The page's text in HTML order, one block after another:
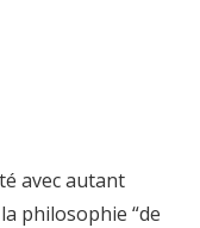
avec autant
philosophie “de